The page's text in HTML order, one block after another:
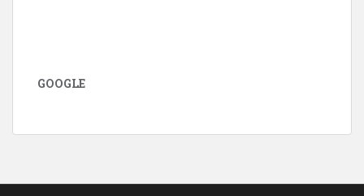
GOOGLE